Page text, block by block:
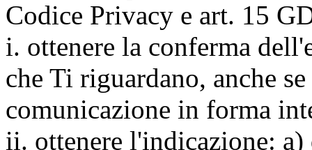
Codice Privacy e art. 15
i. ottenere la conferma
che Ti riguardano, anche
comunicazione in forma
ii. ottenere l'indicazione: